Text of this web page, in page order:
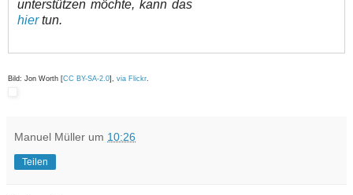
unterstützen möchte, kann das
hiertun.
Bild: Jon Worth [CC BY-SA-2.0], via Flickr.
Manuel Müller um 10:26
Teilen